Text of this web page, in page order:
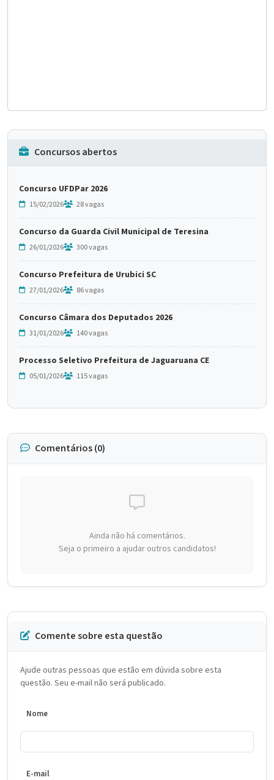
Concursos abertos
Concurso UFDPar 2026
15/02/2026 28 vagas
Concurso da Guarda Civil Municipal de Teresina
26/01/2026 300 vagas
Concurso Prefeitura de Urubici SC
27/01/2026 86 vagas
Concurso Câmara dos Deputados 2026
31/01/2026 140 vagas
Processo Seletivo Prefeitura de Jaguaruana CE
05/01/2026 115 vagas
Comentários (0)
Ainda não há comentários.
Seja o primeiro a ajudar outros candidatos!
Comente sobre esta questão
Ajude outras pessoas que estão em dúvida sobre esta
questão. Seu e-mail não será publicado.
Nome
E-mail